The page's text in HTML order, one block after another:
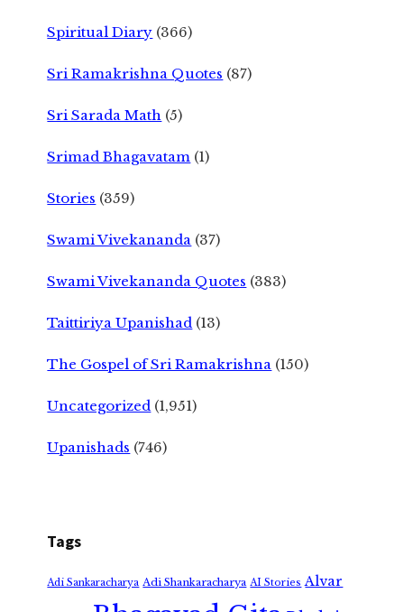
Spiritual Diary (366)
Sri Ramakrishna Quotes (87)
Sri Sarada Math (5)
Srimad Bhagavatam (1)
Stories (359)
Swami Vivekananda (37)
Swami Vivekananda Quotes (383)
Taittiriya Upanishad (13)
The Gospel of Sri Ramakrishna (150)
Uncategorized (1,951)
Upanishads (746)
Tags
Adi Sankaracharya Adi Shankaracharya AI Stories Alvar